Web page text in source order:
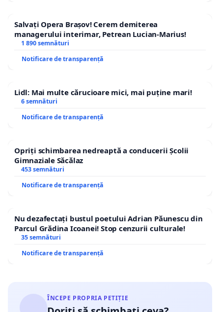
Salvați Opera Brașov! Cerem demiterea
managerului interimar, Petrean Lucian-Marius!
1 890 semnături
Notificare de transparență
Lidl: Mai multe cărucioare mici, mai puține mari!
6 semnături
Notificare de transparență
Opriți schimbarea nedreaptă a conducerii Școlii
Gimnaziale Săcălaz
453 semnături
Notificare de transparență
Nu dezafectați bustul poetului Adrian Păunescu din
Parcul Grădina Icoanei! Stop cenzurii culturale!
35 semnături
Notificare de transparență
ÎNCEPE PROPRIA PETIȚIE